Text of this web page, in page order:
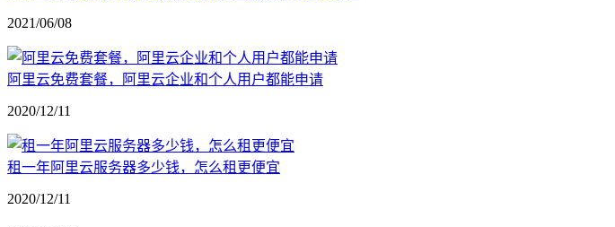
2021/06/08
阿里云免费套餐，阿里云企业和个人用户都能申请
2020/12/11
租一年阿里云服务器多少钱，怎么租更便宜
2020/12/11